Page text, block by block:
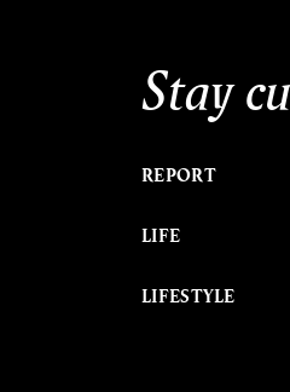
Stay
REPORT
LIFE
LIFESTYLE